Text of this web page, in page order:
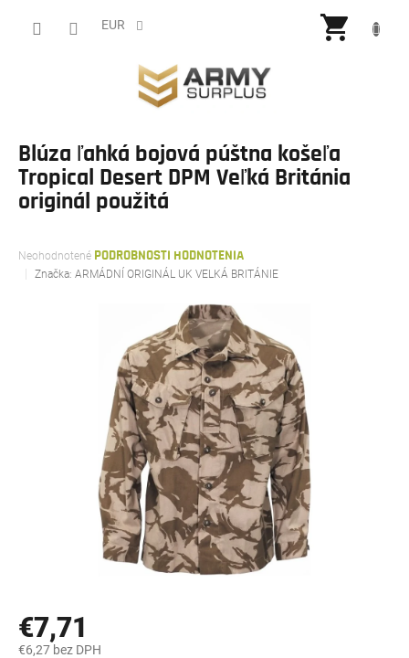
EUR
Blúza ľahká bojová púštna košeľa
Tropical Desert DPM Veľká Británia
originál použitá
Priemerné
hodnotenie
produktu
Neohodnotené PODROBNOSTI HODNOTENIA
Značka: ARMÁDNÍ ORIGINÁL UK VELKÁ BRITÁNIE
€7,71
€6,27 bez DPH